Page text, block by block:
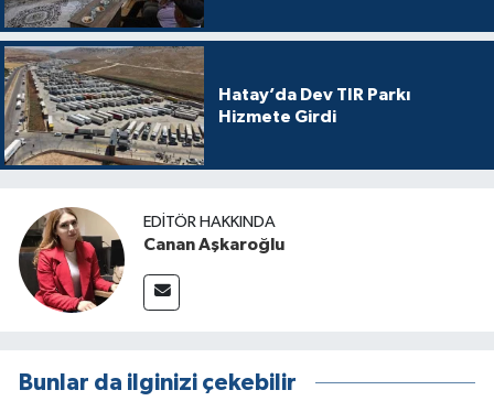
Hatay’da Dev TIR Parkı
Hizmete Girdi
EDITÖR HAKKINDA
Canan Aşkaroğlu
Bunlar da ilginizi çekebilir